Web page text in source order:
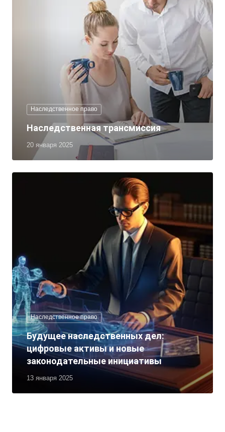
Наследственное право
20 января 2025
Наследственная трансмиссия
Наследственное право
13 января 2025
Будущее наследственных дел:
цифровые активы и новые
законодательные инициативы